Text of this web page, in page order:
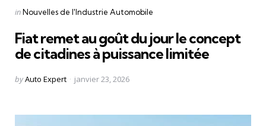
Categories
Posted
inNouvelles de l'Industrie Automobile
Fiat remet au goût du jour le concept
de citadines à puissance limitée
Posted
byAuto Expert janvier 23, 2026